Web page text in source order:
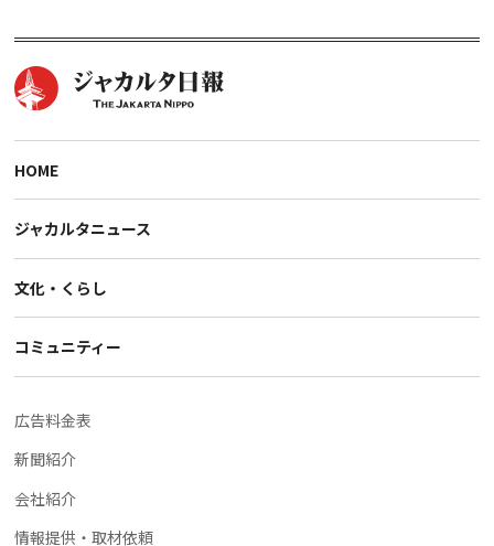
HOME
ジャカルタニュース
文化・くらし
コミュニティー
広告料金表
新聞紹介
会社紹介
情報提供・取材依頼